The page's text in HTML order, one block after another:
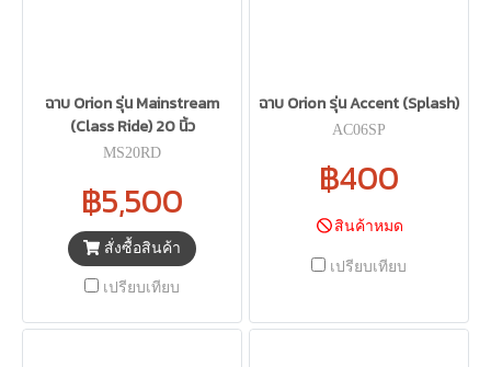
ฉาบ Orion รุ่น Mainstream
(Class Ride) 20 นิ้ว
MS20RD
฿5,500
สั่งซื้อสินค้า
เปรียบเทียบ
ฉาบ Orion รุ่น Accent (Splash)
AC06SP
฿400
สินค้าหมด
เปรียบเทียบ